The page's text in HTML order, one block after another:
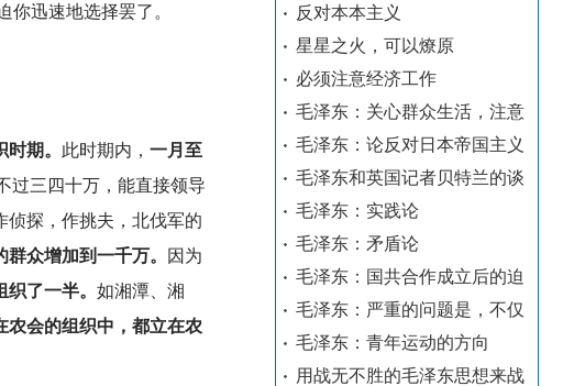
迅速地选择罢了。
期。 此时期内， 一月至
过三四十万，能直接领导
侦探，作挑夫，北伐军的
众增加到一千万。
因为
了一半。 如湘潭、湘
农会的组织中，都立在农
反对本本主义
星星之火，可以燎原
必须注意经济工作
毛泽东：关心群众生活，注意
毛泽东：论反对日本帝国主义
毛泽东和英国记者贝特兰的谈
毛泽东：实践论
毛泽东：矛盾论
毛泽东：国共合作成立后的迫
毛泽东：严重的问题是，不仅
毛泽东：青年运动的方向
用战无不胜的毛泽东思想来战